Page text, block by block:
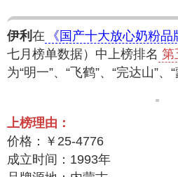
伊利 在 《国产十大放心奶粉品
七月榜单数据）中上榜排名 第
为“明一”、“飞鹤”、“完达山”、“
上榜理由：
价格：￥25-4776
成立时间：1993年